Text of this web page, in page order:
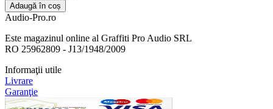
Adaugă în coș
Audio-Pro.ro
Este magazinul online al Graffiti Pro Audio SRL
RO 25962809 - J13/1948/2009
Informaţii utile
Livrare
Garanţie